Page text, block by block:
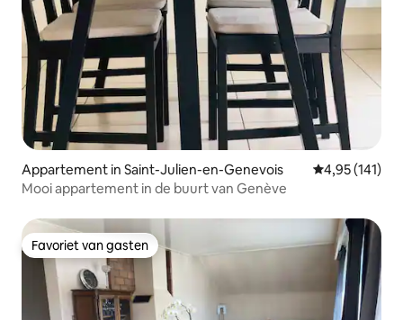
Appartement in Saint-Julien-en-Genevois Gemiddelde
4,95 (141)
Mooi appartement in de buurt van Genève
Favoriet van gasten
Favoriet van gasten